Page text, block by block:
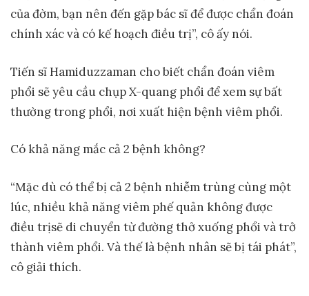
của đờm, bạn nên đến gặp bác sĩ để được chẩn đoán
chính xác và có kế hoạch điều trị”, cô ấy nói.
Tiến sĩ Hamiduzzaman cho biết chẩn đoán viêm
phổi sẽ yêu cầu chụp X-quang phổi để xem sự bất
thường trong phổi, nơi xuất hiện bệnh viêm phổi.
Có khả năng mắc cả 2 bệnh không?
“Mặc dù có thể bị cả 2 bệnh nhiễm trùng cùng một
lúc, nhiều khả năng viêm phế quản không được
điều trịsẽ di chuyển từ đường thở xuống phổi và trở
thành viêm phổi. Và thế là bệnh nhân sẽ bị tái phát”,
cô giải thích.